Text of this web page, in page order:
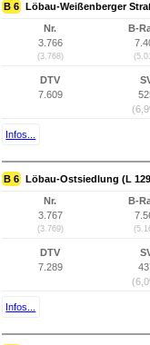
B 6 Löbau-Weißenberger
Nr.
3.766
(3.768)
B-
DTV
7.609
Infos...
B 6 Löbau-Ostsiedlung (L
Nr.
3.767
(3.769)
B-
DTV
7.289
Infos...